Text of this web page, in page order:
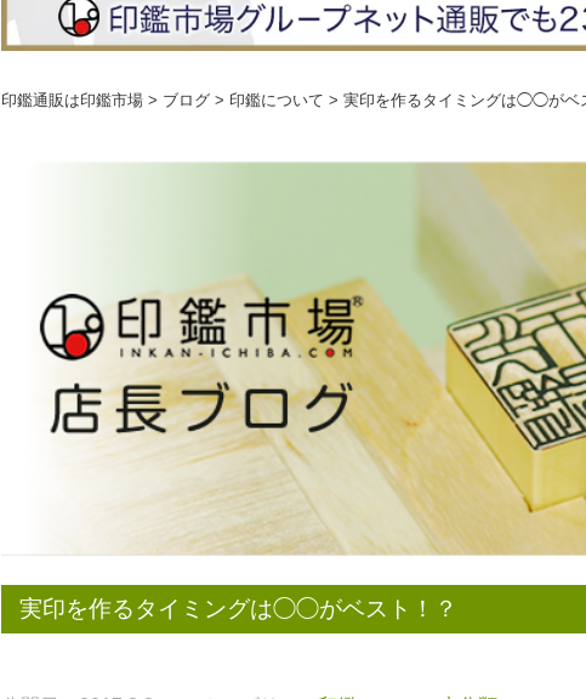
印鑑通販は印鑑市場 > ブログ > 印鑑について > 実印を作るタイミングは◯◯がベ
実印を作るタイミングは◯◯がベスト！？